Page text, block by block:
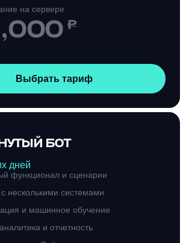
на сервере
₽
Выбрать тариф
БОТ
дней
функционал и сценарии
несколькими системами
и машинное обучение
и отчетность